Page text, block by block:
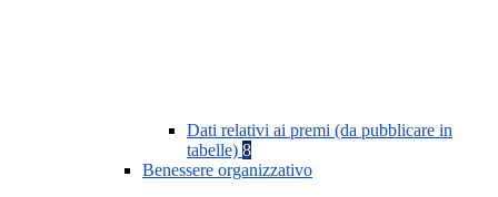
Dati relativi ai premi (da pubblicare in
tabelle) 8
Benessere organizzativo